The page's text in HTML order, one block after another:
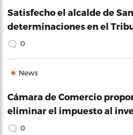
Satisfecho el alcalde de
determinaciones en el
0
News
Cámara de Comercio
eliminar el impuesto al
0